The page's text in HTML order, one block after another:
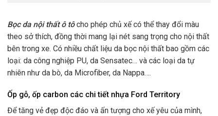
Bọc da nội thất ô tô cho phép chủ xế có thể thay đổi màu
theo sở thích, đồng thời mang lại nét sang trọng cho nội thất
bên trong xe. Có nhiều chất liệu da bọc nội thất bao gồm các
loại: da công nghiệp PU, da Sensatec… và các loại da tự
nhiên như da bò, da Microfiber, da Nappa….
Ốp gỗ, ốp carbon các chi tiết nhựa Ford Territory
Để tăng vẻ đẹp độc đáo và ấn tượng cho xế yêu của mình,